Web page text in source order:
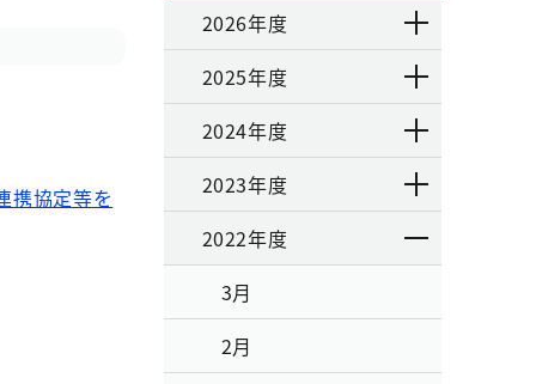
携協定等を
2026年度
2025年度
2024年度
2023年度
2022年度
3月
2月